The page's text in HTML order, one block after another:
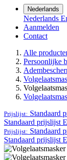
Nederlands
Nederlands
Aanmelden
Contact
Alle
Persoonlijke
Prijslijst: Standaard
Standaard prijslijst
Prijslijst: Standaard
Standaard prijslijst